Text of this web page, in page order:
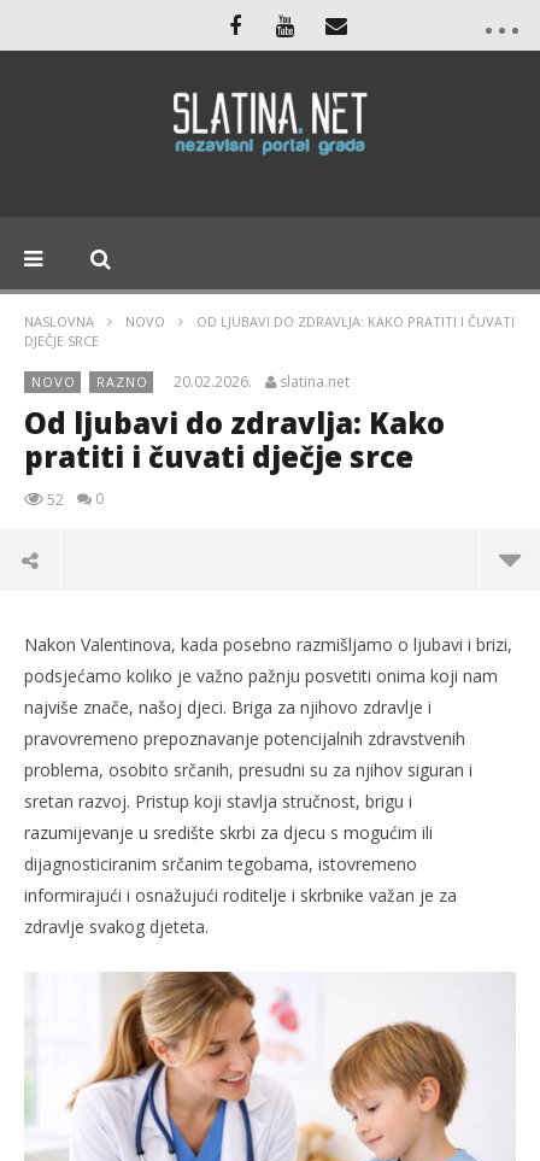
NASLOVNA NOVO
OD LJUBAVI DO ZDRAVLJA: KAKO PRATITI I ČUVATI
DJEČJE SRCE
NOVO RAZNO 20.02.2026. slatina.net
Od ljubavi do zdravlja: Kako
pratiti i čuvati dječje srce
52 0
TRENUTNO OTVORENO
Od ljubavi do zdravlja: Kako pratiti i čuvati
dječje srce
20.02.2026.
slatina.net
Nakon Valentinova, kada posebno razmišljamo o ljubavi i brizi,
podsjećamo koliko je važno pažnju posvetiti onima koji nam
najviše znače, našoj djeci. Briga za njihovo zdravlje i
pravovremeno prepoznavanje potencijalnih zdravstvenih
problema, osobito srčanih, presudni su za njihov siguran i
sretan razvoj. Pristup koji stavlja stručnost, brigu i
razumijevanje u središte skrbi za djecu s mogućim ili
dijagnosticiranim srčanim tegobama, istovremeno
informirajući i osnažujući roditelje i skrbnike važan je za
zdravlje svakog djeteta.